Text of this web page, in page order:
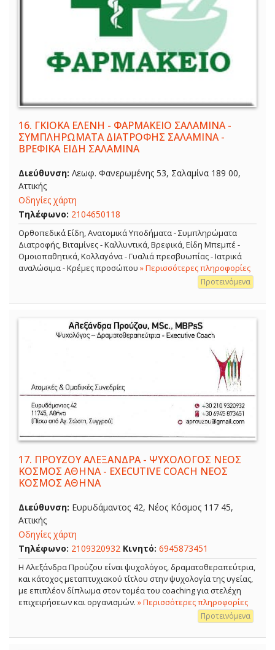
16. ΓΚΙΟΚΑ ΕΛΕΝΗ - ΦΑΡΜΑΚΕΙΟ ΣΑΛΑΜΙΝΑ -
ΣΥΜΠΛΗΡΩΜΑΤΑ ΔΙΑΤΡΟΦΗΣ ΣΑΛΑΜΙΝΑ -
ΒΡΕΦΙΚΑ ΕΙΔΗ ΣΑΛΑΜΙΝΑ
Διεύθυνση: Λεωφ. Φανερωμένης 53, Σαλαμίνα 189 00,
Αττικής
Οδηγίες χάρτη
Τηλέφωνο: 2104650118
Ορθοπεδικά Είδη, Ανατομικά Υποδήματα - Συμπληρώματα
Διατροφής, Βιταμίνες - Καλλυντικά, Βρεφικά, Είδη Μπεμπέ -
Ομοιοπαθητικά, Κολλαγόνα - Γυαλιά πρεσβυωπίας - Ιατρικά
αναλώσιμα - Κρέμες προσώπου » Περισσότερες πληροφορίες
Προτεινόμενα
17. ΠΡΟΥΖΟΥ ΑΛΕΞΑΝΔΡΑ - ΨΥΧΟΛΟΓΟΣ ΝΕΟΣ
ΚΟΣΜΟΣ ΑΘΗΝΑ - EXECUTIVE COACH ΝΕΟΣ
ΚΟΣΜΟΣ ΑΘΗΝΑ
Διεύθυνση: Ευρυδάμαντος 42, Νέος Κόσμος 117 45,
Αττικής
Οδηγίες χάρτη
Τηλέφωνο: 2109320932 Κινητό: 6945873451
Η Αλεξάνδρα Προύζου είναι ψυχολόγος, δραματοθεραπεύτρια,
και κάτοχος μεταπτυχιακού τίτλου στην ψυχολογία της υγείας,
με επιπλέον δίπλωμα στον τομέα του coaching για στελέχη
επιχειρήσεων και οργανισμών. » Περισσότερες πληροφορίες
Προτεινόμενα